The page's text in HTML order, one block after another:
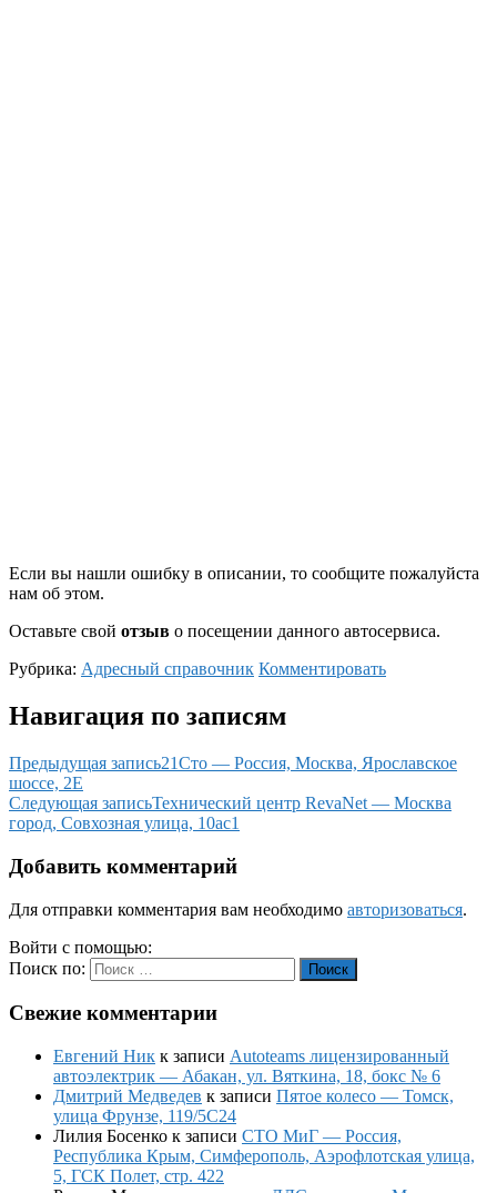
Если вы нашли ошибку в описании, то сообщите пожалуйста
нам об этом.
Оставьте свой отзыв о посещении данного автосервиса.
Рубрика: Адресный справочник Комментировать
Навигация по записям
Предыдущая запись21Сто — Россия, Москва, Ярославское
шоссе, 2Е
Следующая записьТехнический центр RevaNet — Москва
город, Совхозная улица, 10ас1
Добавить комментарий
Для отправки комментария вам необходимо авторизоваться.
Войти с помощью:
Поиск по:
Поиск
Свежие комментарии
Евгений Ник к записи Autoteams лицензированный
автоэлектрик — Абакан, ул. Вяткина, 18, бокс № 6
Дмитрий Медведев к записи Пятое колесо — Томск,
улица Фрунзе, 119/5С24
Лилия Босенко к записи СТО МиГ — Россия,
Республика Крым, Симферополь, Аэрофлотская улица,
5, ГСК Полет, стр. 422